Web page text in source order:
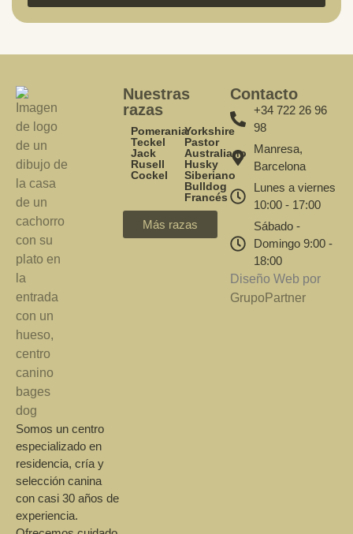
Somos un centro
especializado en
residencia, cría y
selección canina
con casi 30 años de
experiencia.
Nuestras
razas
Pomerania
Teckel
Jack
Rusell
Cockel
Yorkshire
Pastor
Australiano
Husky
Siberiano
Bulldog
Francés
Más razas
Contacto
+34 722 26 96
98
Manresa,
Barcelona
Lunes a viernes
10:00 - 17:00
Sábado -
Domingo 9:00 -
18:00
Diseño Web por
GrupoPartner